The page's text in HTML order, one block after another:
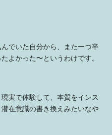
でいた自分から、また一つ卒
よかった〜というわけです。
実で体験して、本質をインス
在意識の書き換えみたいなや